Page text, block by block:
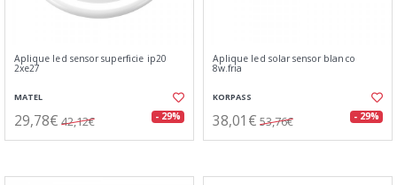
Aplique led sensor superficie ip20
2xe27
MATEL
29,78€ 42,12€ - 29%
Aplique led solar sensor blanco
8w.fria
KORPASS
38,01€ 53,76€ - 29%